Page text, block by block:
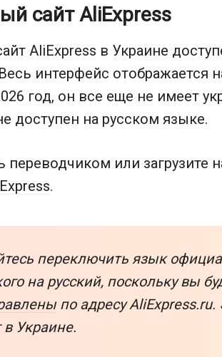
сайт AliExpress
AliExpress в Украине
интерфейс отображается
год, он все еще не имеет
доступен на русском языке.
переводчиком или загрузите
.
переключить язык
на русский, поскольку вы
по адресу AliExpress.ru.
в Украине.